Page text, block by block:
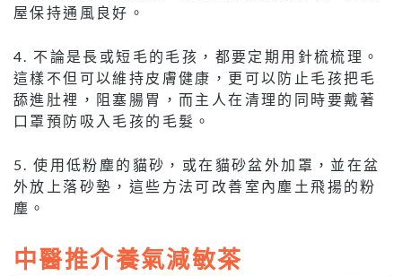
屋保持通風良好。
4. 不論是長或短毛的毛孩，都要定期用針梳梳理。
這樣不但可以維持皮膚健康，更可以防止毛孩把毛
舔進肚裡，阻塞腸胃，而主人在清理的同時要戴著
口罩預防吸入毛孩的毛髮。
5. 使用低粉塵的貓砂，或在貓砂盆外加罩，並在盆
外放上落砂墊，這些方法可改善室內塵土飛揚的粉
塵。
中醫推介養氣減敏茶